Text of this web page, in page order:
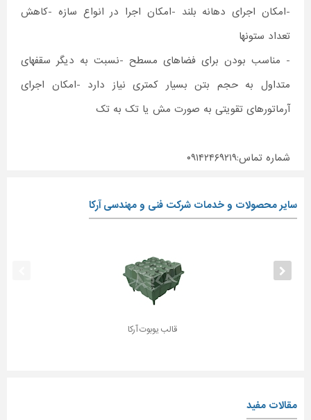
-امکان اجرای دهانه بلند -امکان اجرا در انواع سازه -کاهش
تعداد ستونها
- مناسب بودن برای فضاهای مسطح -نسبت به دیگر سقفهای
متداول به حجم بتن بسیار کمتری نیاز دارد -امکان اجرای
آرماتورهای تقویتی به صورت مش یا تک به تک
شماره تماس:۰۹۱۴۲۴۶۹۲۱۹
سایر محصولات و خدمات شرکت فنی و مهندسی آرکا
قالب یوبوت آرکا
مقالات مفید